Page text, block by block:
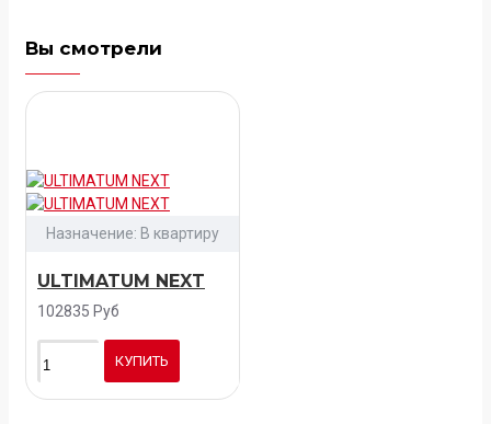
Вы смотрели
Назначение: В квартиру
ULTIMATUM NEXT
102835 Руб
КУПИТЬ